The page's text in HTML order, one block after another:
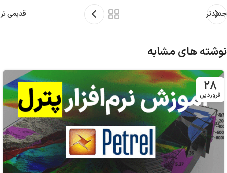
جدیدتر قدیمی تر
نوشته های مشابه
۲۸
فروردین